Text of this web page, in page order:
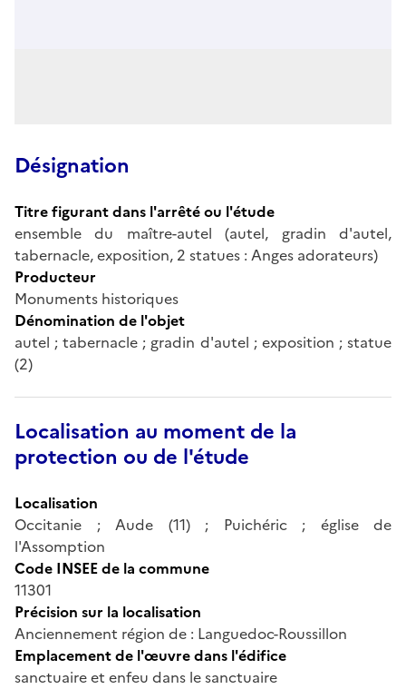
Désignation
Titre figurant dans l'arrêté ou l'étude
ensemble du maître-autel (autel, gradin d'autel,
tabernacle, exposition, 2 statues : Anges adorateurs)
Producteur
Monuments historiques
Dénomination de l'objet
autel ; tabernacle ; gradin d'autel ; exposition ; statue
(2)
Localisation au moment de la
protection ou de l'étude
Localisation
Occitanie ; Aude (11) ; Puichéric ; église de
l'Assomption
Code INSEE de la commune
11301
Précision sur la localisation
Anciennement région de : Languedoc-Roussillon
Emplacement de l'œuvre dans l'édifice
sanctuaire et enfeu dans le sanctuaire